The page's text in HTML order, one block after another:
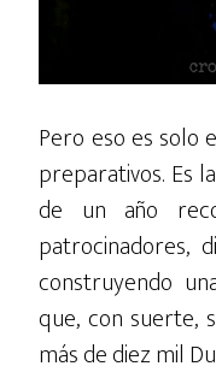
Pero eso es solo
preparativos. Es
de un año
patrocinadores,
construyendo
que, con suerte,
más de diez mil